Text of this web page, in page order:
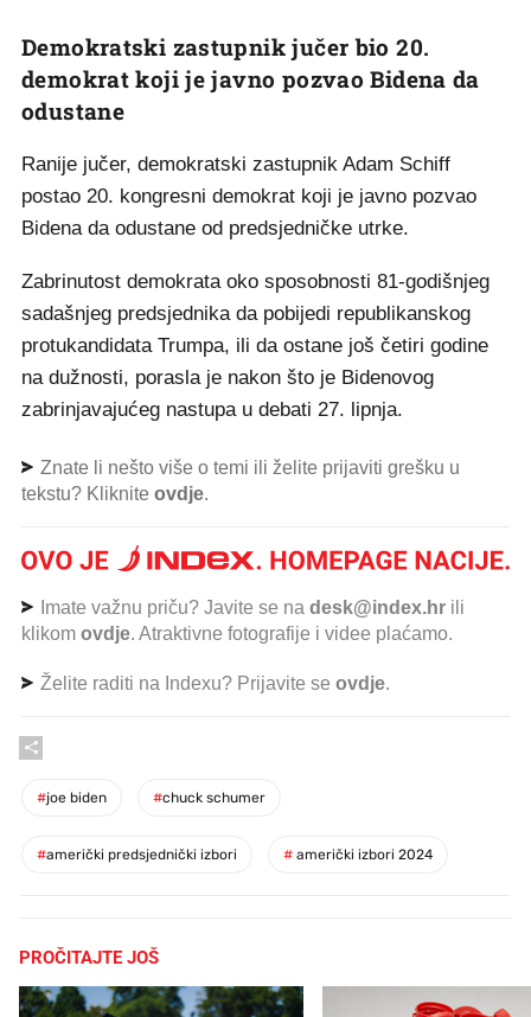
Demokratski zastupnik jučer bio 20.
demokrat koji je javno pozvao Bidena da
odustane
Ranije jučer, demokratski zastupnik Adam Schiff
postao 20. kongresni demokrat koji je javno pozvao
Bidena da odustane od predsjedničke utrke.
Zabrinutost demokrata oko sposobnosti 81-godišnjeg
sadašnjeg predsjednika da pobijedi republikanskog
protukandidata Trumpa, ili da ostane još četiri godine
na dužnosti, porasla je nakon što je Bidenovog
zabrinjavajućeg nastupa u debati 27. lipnja.
Znate li nešto više o temi ili želite prijaviti grešku u
tekstu? Kliknite ovdje.
Imate važnu priču? Javite se na desk@index.hr ili
klikom ovdje. Atraktivne fotografije i videe plaćamo.
Želite raditi na Indexu? Prijavite se ovdje.
#joe biden #chuck schumer
#američki predsjednički izbori # američki izbori 2024
PROČITAJTE JOŠ